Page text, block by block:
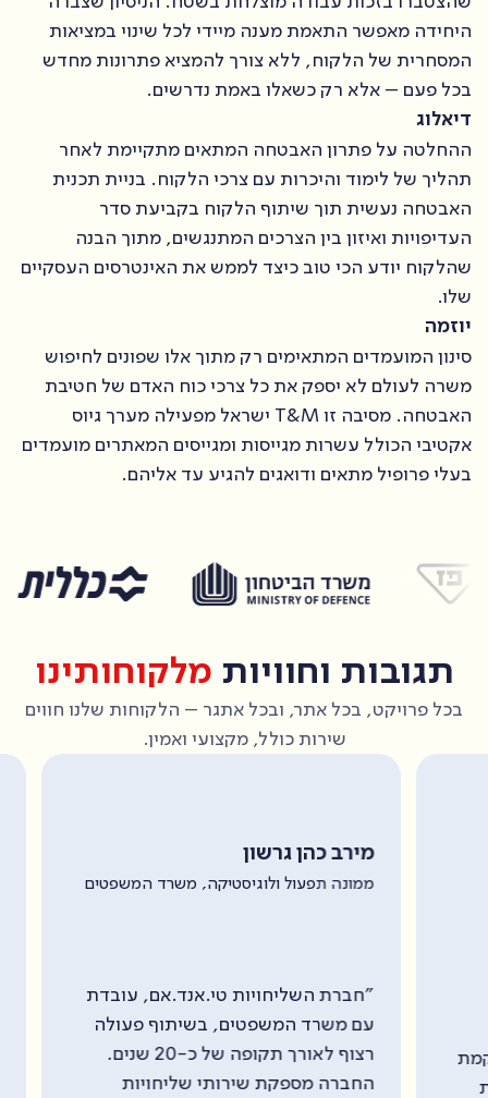
היחידה מאפשר התאמת מענה מיידי לכל שינוי במציאות
המסחרית של הלקוח, ללא צורך להמציא פתרונות מחדש
בכל פעם – אלא רק כשאלו באמת נדרשים.
דיאלוג
ההחלטה על פתרון האבטחה המתאים מתקיימת לאחר
תהליך של לימוד והיכרות עם צרכי הלקוח. בניית תכנית
האבטחה נעשית תוך שיתוף הלקוח בקביעת סדר
העדיפויות ואיזון בין הצרכים המתנגשים, מתוך הבנה
שהלקוח יודע הכי טוב כיצד לממש את האינטרסים העסקיים
שלו.
יוזמה
סינון המועמדים המתאימים רק מתוך אלו שפונים לחיפוש
משרה לעולם לא יספק את כל צרכי כוח האדם של חטיבת
האבטחה. מסיבה זו T&M ישראל מפעילה מערך גיוס
אקטיבי הכולל עשרות מגייסות ומגייסים המאתרים מועמדים
בעלי פרופיל מתאים ודואגים להגיע עד אליהם.
תגובות וחוויות מלקוחותינו
בכל פרויקט, בכל אתר, ובכל אתגר – הלקוחות שלנו חווים
שירות כולל, מקצועי ואמין.
מירב כהן גרשון
ממונה תפעול ולוגיסטיקה, משרד המשפטים
"חברת השליחויות טי.אנד.אם, עובדת
עם משרד המשפטים, בשיתוף פעולה
רצוף לאורך תקופה של כ-20 שנים.
החברה מספקת שירותי שליחויות